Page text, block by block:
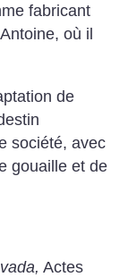
fabricant
où il
de
société, avec
gouaille et de
Actes